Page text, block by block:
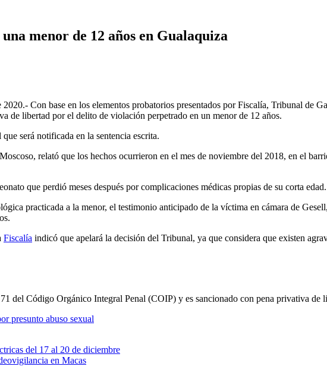
menor de 12 años en Gualaquiza
Con base en los elementos probatorios presentados por Fiscalía, Tribunal de
de libertad por el delito de violación perpetrado en un menor de 12 años.
será notificada en la sentencia escrita.
relató que los hechos ocurrieron en el mes de noviembre del 2018, en el
que perdió meses después por complicaciones médicas propias de su corta edad.
practicada a la menor, el testimonio anticipado de la víctima en cámara de
Fiscalía indicó que apelará la decisión del Tribunal, ya que considera que existen
del Código Orgánico Integral Penal (COIP) y es sancionado con pena privativa de
presunto abuso sexual
del 17 al 20 de diciembre
en Macas